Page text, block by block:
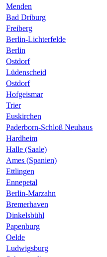
Menden
Bad Driburg
Freiberg
Berlin-Lichterfelde
Berlin
Ostdorf
Lüdenscheid
Ostdorf
Hofgeismar
Trier
Euskirchen
Paderborn-Schloß Neuhaus
Hardheim
Halle (Saale)
Ames (Spanien)
Ettlingen
Ennepetal
Berlin-Marzahn
Bremerhaven
Dinkelsbühl
Papenburg
Oelde
Ludwigsburg